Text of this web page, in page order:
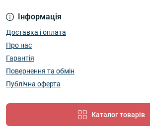
Інформація
Доставка і оплата
Про нас
Гарантія
Повернення та обмін
Публічна оферта
Каталог товарів